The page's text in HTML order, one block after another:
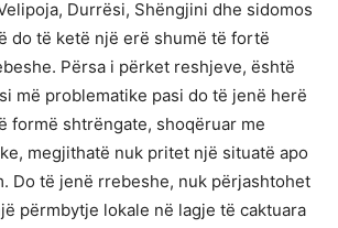
Durrësi, Shëngjini dhe sidomos
do të ketë një erë shumë të fortë
Përsa i përket reshjeve, është
më problematike pasi do të jenë herë
formë shtrëngate, shoqëruar me
megjithatë nuk pritet një situatë apo
Do të jenë rrebeshe, nuk përjashtohet
përmbytje lokale në lagje të caktuara